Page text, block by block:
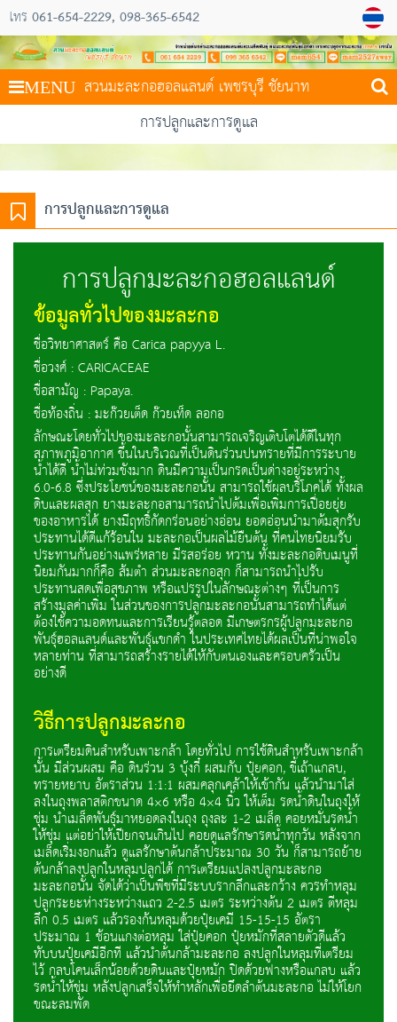
โทร 061-654-2229 098-365-6542
MENU สวนมะละกอฮอลแลนด์ เพชรบุรี ชัยนาท
การปลูกและการดูแล
การปลูกและการดูแล
การปลูกมะละกอฮอลแลนด์
ข้อมูลทั่วไปของมะละกอ
ชื่อวิทยาศาสตร์ คือ Carica papyya L.
ชื่อวงศ์ : CARICACEAE
ชื่อสามัญ : Papaya.
ชื่อท้องถิ่น : มะก๊วยเต็ด ก๊วยเท็ด ลอกอ
ลักษณะโดยทั่วไปของมะละกอนั้นสามารถเจริญเติบโตได้ดีในทุก
สภาพภูมิอากาศ ขึ้นในบริเวณที่เป็นดินร่วนปนทรายที่มีการระบาย
น้ำได้ดี น้ำไม่ท่วมขังมาก ดินมีความเป็นกรดเป็นด่างอยู่ระหว่าง
6.0-6.8 ซึ่งประโยชน์ของมะละกอนั้น สามารถใช้ผลบริโภคได้ ทั้งผล
ดิบและผลสุก ยางมะละกอสามารถนำไปต้มเพื่อเพิ่มการเปื่อยยุ่ย
ของอาหารได้ ยางมีฤทธิ์กัดกร่อนอย่างอ่อน ยอดอ่อนนำมาต้มสุกรับ
ประทานได้ดีแก้ร้อนใน มะละกอเป็นผลไม้ยืนต้น ที่คนไทยนิยมรับ
ประทานกันอย่างแพร่หลาย มีรสอร่อย หวาน ทั้งมะละกอดิบเมนูที่
นิยมกันมากก็คือ ส้มตำ ส่วนมะละกอสุก ก็สามารถนำไปรับ
ประทานสดเพื่อสุขภาพ หรือแปรรูปในลักษณะต่างๆ ที่เป็นการ
สร้างมูลค่าเพิ่ม ในส่วนของการปลูกมะละกอนั้นสามารถทำได้แต่
ต้องใช้ความอดทนและการเรียนรู้ตลอด มีเกษตรกรผู้ปลูกมะละกอ
พันธุ์ฮอลแลนด์และพันธุ์แขกดำ ในประเทศไทยได้ผลเป็นที่น่าพอใจ
หลายท่าน ที่สามารถสร้างรายได้ให้กับตนเองและครอบครัวเป็น
อย่างดี
วิธีการปลูกมะละกอ
การเตรียมดินสำหรับเพาะกล้า โดยทั่วไป การใช้ดินสำหรับเพาะกล้า
นั้น มีส่วนผสม คือ ดินร่วน 3 บุ้งกี๋ ผสมกับ ปุ๋ยคอก, ขี้เถ้าแกลบ,
ทรายหยาบ อัตราส่วน 1:1:1 ผสมคลุกเคล้าให้เข้ากัน แล้วนำมาใส่
ลงในถุงพลาสติกขนาด 4×6 หรือ 4×4 นิ้ว ให้เต็ม รดน้ำดินในถุงให้
ชุ่ม นำเมล็ดพันธุ์มาหยอดลงในถุง ถุงละ 1-2 เมล็ด คอยหมั่นรดน้ำ
ให้ชุ่ม แต่อย่าให้เปียกจนเกินไป คอยดูแลรักษารดน้ำทุกวัน หลังจาก
เมล็ดเริ่มงอกแล้ว ดูแลรักษาต้นกล้าประมาณ 30 วัน ก็สามารถย้าย
ต้นกล้าลงปลูกในหลุมปลูกได้ การเตรียมแปลงปลูกมะละกอ
มะละกอนั้น จัดได้ว่าเป็นพืชที่มีระบบรากลึกและกว้าง ควรทำหลุม
ปลูกระยะห่างระหว่างแถว 2-2.5 เมตร ระหว่างต้น 2 เมตร ตีหลุม
ลึก 0.5 เมตร แล้วรองก้นหลุมด้วยปุ๋ยเคมี 15-15-15 อัตรา
ประมาณ 1 ช้อนแกงต่อหลุม ใส่ปุ๋ยคอก ปุ๋ยหมักที่สลายตัวดีแล้ว
ทับบนปุ๋ยเคมีอีกที แล้วนำต้นกล้ามะละกอ ลงปลูกในหลุมที่เตรียม
ไว้ กลบโคนเล็กน้อยด้วยดินและปุ๋ยหมัก ปิดด้วยฟางหรือแกลบ แล้ว
รดน้ำให้ชุ่ม หลังปลูกเสร็จให้ทำหลักเพื่อยึดลำต้นมะละกอ ไม่ให้โยก
ขณะลมพัด